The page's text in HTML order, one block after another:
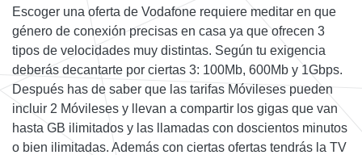
Escoger una oferta de Vodafone requiere meditar en que
género de conexión precisas en casa ya que ofrecen 3
tipos de velocidades muy distintas. Según tu exigencia
deberás decantarte por ciertas 3: 100Mb, 600Mb y 1Gbps.
Después has de saber que las tarifas Móvileses pueden
incluir 2 Móvileses y llevan a compartir los gigas que van
hasta GB ilimitados y las llamadas con doscientos minutos
o bien ilimitadas. Además con ciertas ofertas tendrás la TV